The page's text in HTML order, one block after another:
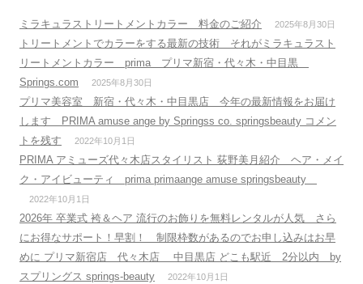
ミラキュラストリートメントカラー 料金のご紹介 2025年8月30日
トリートメントでカラーをする最新の技術 それがミラキュラスト
リートメントカラー prima プリマ新宿・代々木・中目黒
Springs.com
2025年8月30日
プリマ美容室 新宿・代々木・中目黒店 今年の最新情報をお届け
します PRIMA amuse ange by Springss co. springsbeauty コメン
トを残す
2022年10月1日
PRIMA アミューズ代々木店スタイリスト 荻野美月紹介 ヘア・メイ
ク・アイビューティ prima primaange amuse springsbeauty
2022年10月1日
2026年 卒業式 袴＆ヘア 流行のお飾りを無料レンタルが人気 さら
にお得なサポート！早割！ 制限枠数があるのでお申し込みはお早
めに プリマ新宿店 代々木店 中目黒店 どこも駅近 2分以内 by
スプリングス springs-beauty
2022年10月1日